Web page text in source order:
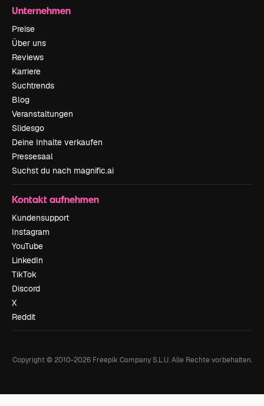
Unternehmen
Preise
Über uns
Reviews
Karriere
Suchtrends
Blog
Veranstaltungen
Slidesgo
Deine Inhalte verkaufen
Pressesaal
Suchst du nach magnific.ai
Kontakt aufnehmen
Kundensupport
Instagram
YouTube
LinkedIn
TikTok
Discord
X
Reddit
Copyright © 2010-2026Freepik Company S.L.U. Alle Rechte vorbehalten.